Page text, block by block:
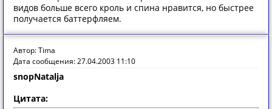
видов больше всего кроль и спина нравится, но быстрее
получается баттерфляем.
Автор: Tima
Дата сообщения: 27.04.2003 11:10
snopNatalja
Цитата: